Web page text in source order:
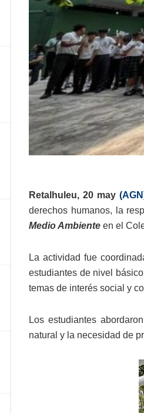
Retalhuleu, 20 may
derechos humanos, la
Medio Ambiente en el
La actividad fue
estudiantes de nivel
temas de interés social y
Los estudiantes
natural y la necesidad de